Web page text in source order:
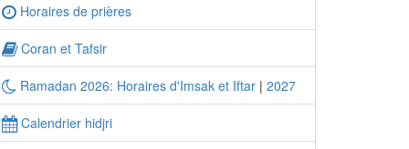
Horaires de prières
Coran et Tafsir
Ramadan 2026: Horaires d'Imsak et Iftar | 2027
Calendrier hidjri